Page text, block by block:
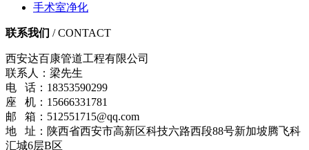
手术室净化
联系我们 / CONTACT
西安达百康管道工程有限公司
联系人：梁先生
电 话：18353590299
座 机：15666331781
邮 箱：512551715@qq.com
地 址：陕西省西安市高新区科技六路西段88号新加坡腾飞科
汇城6层B区